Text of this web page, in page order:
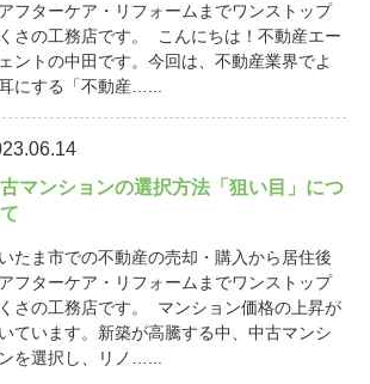
フターケア・リフォームまでワンストップ
さの工務店です。 こんにちは！不動産エー
ントの中田です。今回は、不動産業界でよ
にする「不動産…...
マンションの選択方法「狙い目」につ
たま市での不動産の売却・購入から居住後
フターケア・リフォームまでワンストップ
さの工務店です。 マンション価格の上昇が
ています。新築が高騰する中、中古マンシ
を選択し、リノ…...